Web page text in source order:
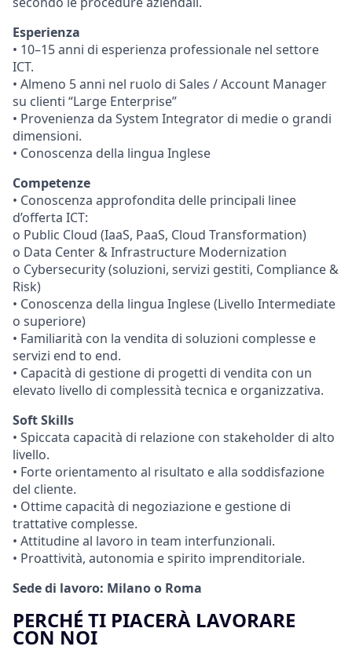
Esperienza
• 10–15 anni di esperienza professionale nel settore
ICT.
• Almeno 5 anni nel ruolo di Sales / Account Manager
su clienti “Large Enterprise”
• Provenienza da System Integrator di medie o grandi
dimensioni.
• Conoscenza della lingua Inglese
Competenze
• Conoscenza approfondita delle principali linee
d’offerta ICT:
o Public Cloud (IaaS, PaaS, Cloud Transformation)
o Data Center & Infrastructure Modernization
o Cybersecurity (soluzioni, servizi gestiti, Compliance &
Risk)
• Conoscenza della lingua Inglese (Livello Intermediate
o superiore)
• Familiarità con la vendita di soluzioni complesse e
servizi end to end.
• Capacità di gestione di progetti di vendita con un
elevato livello di complessità tecnica e organizzativa.
Soft Skills
• Spiccata capacità di relazione con stakeholder di alto
livello.
• Forte orientamento al risultato e alla soddisfazione
del cliente.
• Ottime capacità di negoziazione e gestione di
trattative complesse.
• Attitudine al lavoro in team interfunzionali.
• Proattività, autonomia e spirito imprenditoriale.
Sede di lavoro: Milano o Roma
PERCHÉ TI PIACERÀ LAVORARE
CON NOI